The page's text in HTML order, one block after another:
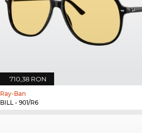
710,38 RON
Ray-Ban
BILL - 901/R6